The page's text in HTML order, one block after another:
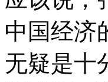
中国经济
无疑是十